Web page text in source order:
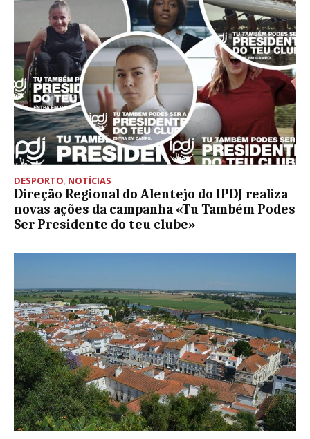
DESPORTO, NOTÍCIAS
Direção Regional do Alentejo do IPDJ realiza
novas ações da campanha «Tu Também Podes
Ser Presidente do teu clube»